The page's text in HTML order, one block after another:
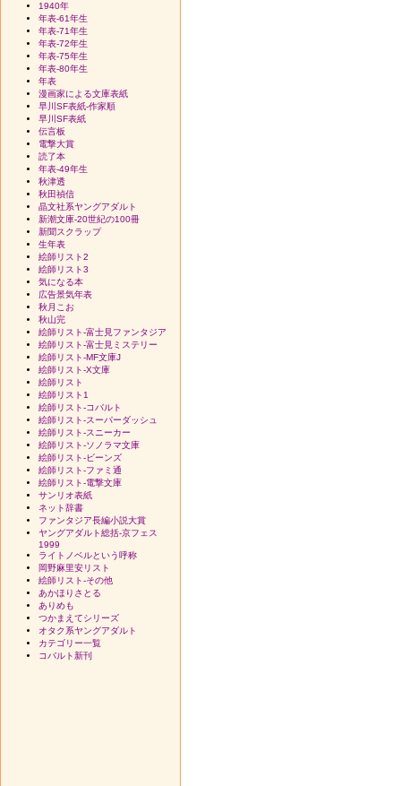
1940年
年表-61年生
年表-71年生
年表-72年生
年表-75年生
年表-80年生
年表
漫画家による文庫表紙
早川SF表紙-作家順
早川SF表紙
伝言板
電撃大賞
読了本
年表-49年生
秋津透
秋田禎信
晶文社系ヤングアダルト
新潮文庫-20世紀の100冊
新聞スクラップ
生年表
絵師リスト2
絵師リスト3
気になる本
広告景気年表
秋月こお
秋山完
絵師リスト-富士見ファンタジア
絵師リスト-富士見ミステリー
絵師リスト-MF文庫J
絵師リスト-X文庫
絵師リスト
絵師リスト1
絵師リスト-コバルト
絵師リスト-スーパーダッシュ
絵師リスト-スニーカー
絵師リスト-ソノラマ文庫
絵師リスト-ビーンズ
絵師リスト-ファミ通
絵師リスト-電撃文庫
サンリオ表紙
ネット辞書
ファンタジア長編小説大賞
ヤングアダルト総括-京フェス
1999
ライトノベルという呼称
岡野麻里安リスト
絵師リスト-その他
あかほりさとる
ありめも
つかまえてシリーズ
オタク系ヤングアダルト
カテゴリー一覧
コバルト新刊